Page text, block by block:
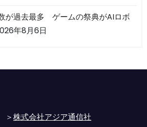
が過去最多 ゲームの祭典がAIロボ
年8月6日
＞株式会社アジア通信社